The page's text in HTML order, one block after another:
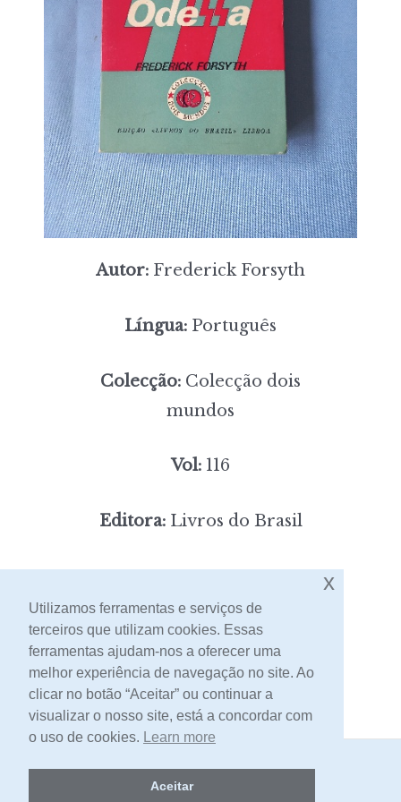
Autor: Frederick Forsyth
Língua: Português
Colecção: Colecção dois
mundos
Vol: 116
Editora:Livros do Brasil
[portes incluídos]
Contacto
2026 -Livraria Egrégora
Utilizamos ferramentas e serviços de
terceiros que utilizam cookies. Essas
ferramentas ajudam-nos a oferecer uma
melhor experiência de navegação no site. Ao
clicar no botão “Aceitar” ou continuar a
visualizar o nosso site, está a concordar com
o uso de cookies. Learn more
Aceitar
x